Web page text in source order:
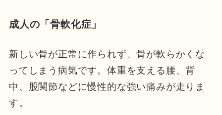
成人の「骨軟化症」
新しい骨が正常に作られず、骨が軟らかくな
ってしまう病気です。体重を支える腰、背
中、股関節などに慢性的な強い痛みが走りま
す。